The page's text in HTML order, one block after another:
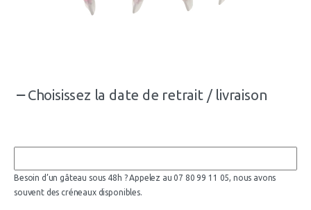
Choisissez la date de retrait / livraison
Besoin d’un gâteau sous 48h ? Appelez au 07 80 99 11 05, nous avons
souvent des créneaux disponibles.